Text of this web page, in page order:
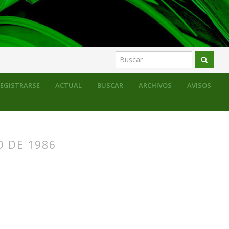
ACTUAL BUSCAR ARCHIVOS AVISOS
para la educación formal Fotos con historia
DE 1986